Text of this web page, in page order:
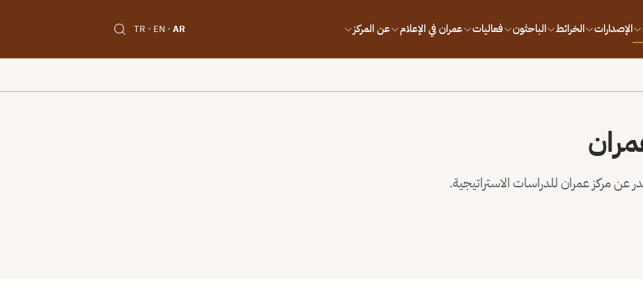
الإصدارات الخرائط الباحثون فعاليات عمران في الإعلام عن المركز AR
EN
TR
مركز عمران للدراسات الاستراتيجية.